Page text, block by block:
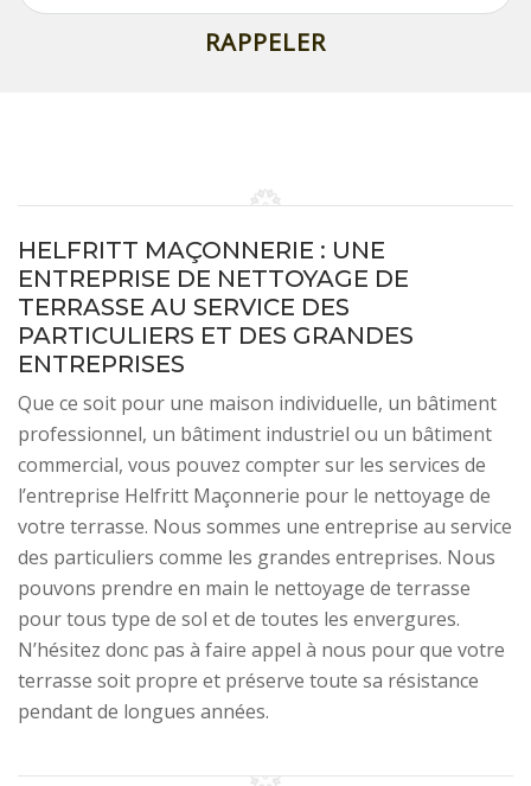
HELFRITT MAÇONNERIE : UNE
ENTREPRISE DE NETTOYAGE DE
TERRASSE AU SERVICE DES
PARTICULIERS ET DES GRANDES
ENTREPRISES
Que ce soit pour une maison individuelle, un bâtiment
professionnel, un bâtiment industriel ou un bâtiment
commercial, vous pouvez compter sur les services de
l’entreprise Helfritt Maçonnerie pour le nettoyage de
votre terrasse. Nous sommes une entreprise au service
des particuliers comme les grandes entreprises. Nous
pouvons prendre en main le nettoyage de terrasse
pour tous type de sol et de toutes les envergures.
N’hésitez donc pas à faire appel à nous pour que votre
terrasse soit propre et préserve toute sa résistance
pendant de longues années.